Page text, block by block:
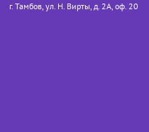
г. Тамбов, ул. Н. Вирты, д. 2А, оф. 20